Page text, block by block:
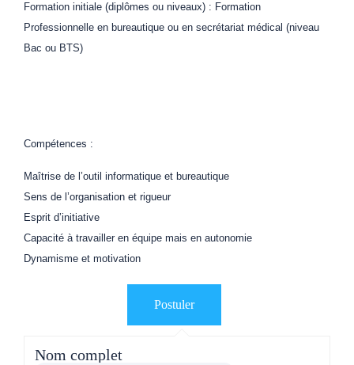
Formation initiale (diplômes ou niveaux) : Formation
Professionnelle en bureautique ou en secrétariat médical (niveau
Bac ou BTS)
Compétences :
Maîtrise de l’outil informatique et bureautique
Sens de l’organisation et rigueur
Esprit d’initiative
Capacité à travailler en équipe mais en autonomie
Dynamisme et motivation
Nom complet